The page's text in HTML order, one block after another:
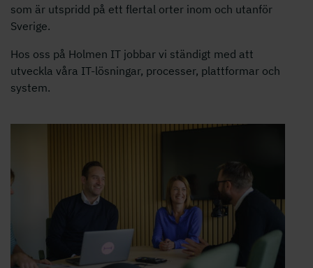
som är utspridd på ett flertal orter inom och utanför
Sverige.
Hos oss på Holmen IT jobbar vi ständigt med att
utveckla våra IT-lösningar, processer, plattformar och
system.